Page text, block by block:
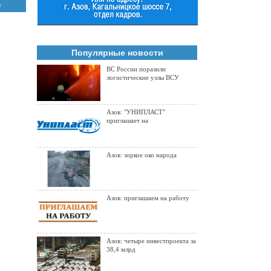
Популярные новости
ВС России поразили
логистические узлы ВСУ
Азов: "УНИПЛАСТ"
приглашает на
Азов: зоркое око народа
Азов: приглашаем на работу
Азов: четыре инвестпроекта за
38,4 млрд